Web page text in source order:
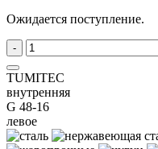
Ожидается поступление.
-
TUMITEC
внутренняя
G 48-16
левое